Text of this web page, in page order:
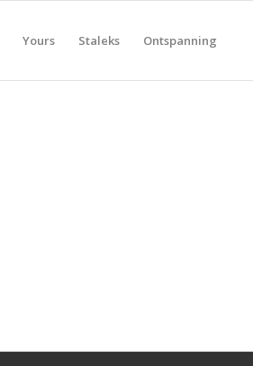
Yours Staleks Ontspanning